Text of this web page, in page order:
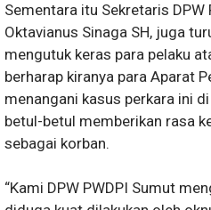
Sementara itu Sekretaris DPW
Oktavianus Sinaga SH, juga
mengutuk keras para pelaku
berharap kiranya para Aparat
menangani kasus perkara ini
betul-betul memberikan rasa
sebagai korban.
“Kami DPW PWDPI Sumut